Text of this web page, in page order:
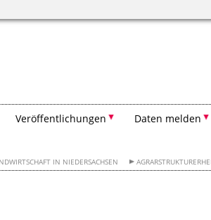
Veröffentlichungen Daten melden
IN NIEDERSACHSEN